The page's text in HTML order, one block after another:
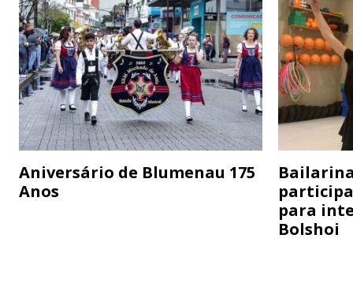
Aniversário de Blumenau 175
Anos
para
Bolshoi